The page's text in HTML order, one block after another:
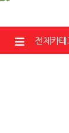
전체카테